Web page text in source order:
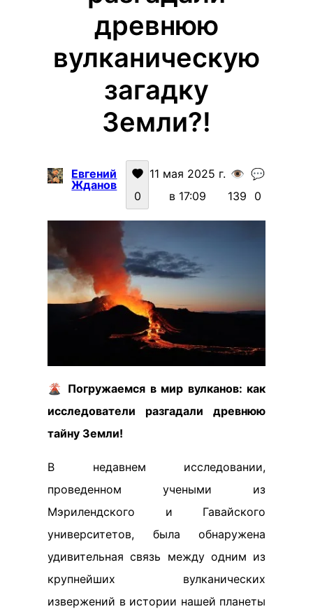
древнюю
вулканическую
загадку
Земли?!
Евгений
Жданов
0
11 мая 2025 г.
в 17:09
👁️
139
💬
0
🌋 Погружаемся в мир вулканов: как
исследователи разгадали древнюю
тайну Земли!
В недавнем исследовании,
проведенном учеными из
Мэрилендского и Гавайского
университетов, была обнаружена
удивительная связь между одним из
крупнейших вулканических
извержений в истории нашей планеты